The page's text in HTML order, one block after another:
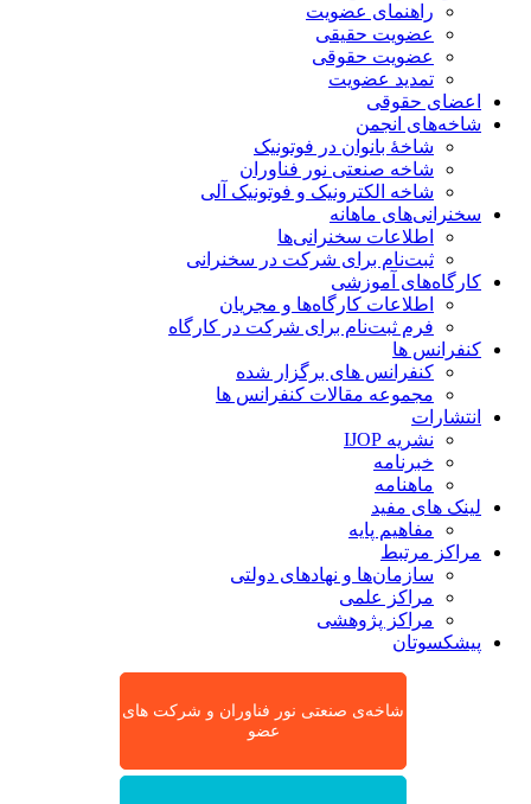
راهنمای عضویت
عضویت حقیقی
عضویت حقوقی
تمدید عضویت
اعضای حقوقی
شاخه‌های انجمن
شاخۀ بانوان در فوتونیک
شاخه صنعتی نور فناوران
شاخه‌ الکترونیک و فوتونیک آلی
سخنرانی‌های ماهانه
اطلاعات سخنرانی‌‌ها
ثبت‌نام برای شرکت در سخنرانی
کارگاه‌های آموزشی
اطلاعات کارگاه‌ها و مجریان
فرم ثبت‌نام برای شرکت در کارگاه
کنفرانس ها
کنفرانس های برگزار شده
مجموعه مقالات کنفرانس ها
انتشارات
نشریه IJOP
خبرنامه
ماهنامه
لینک های مفید
مفاهیم پایه
مراکز مرتبط
سازمان‌ها و نهادهای دولتی
مراکز علمی
مراکز پژوهشی
پیشکسوتان
شاخه‌ی صنعتی نور فناوران و شرکت های
عضو